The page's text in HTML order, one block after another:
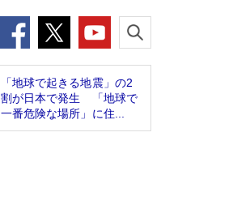
「地球で起きる地震」の2
割が日本で発生 「地球で
一番危険な場所」に住...